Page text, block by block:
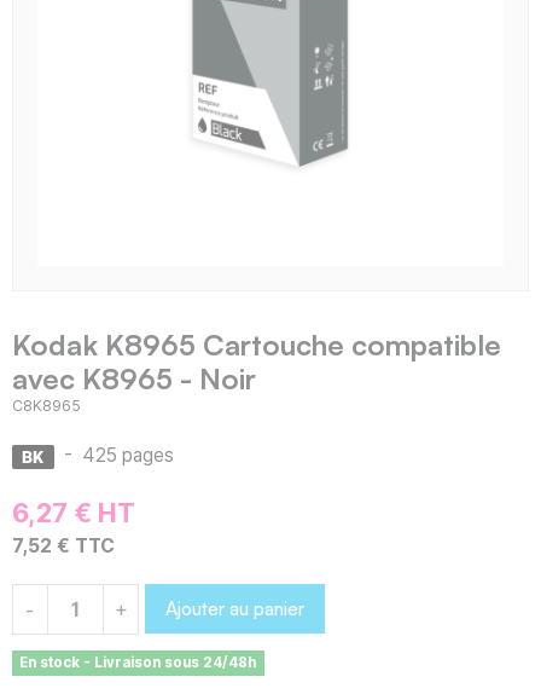
Kodak K8965 Cartouche compatible
avec K8965 - Noir
C8K8965
- 425 pages
6,27 € HT
7,52 € TTC
- + Ajouter au panier
En stock - Livraison sous 24/48h